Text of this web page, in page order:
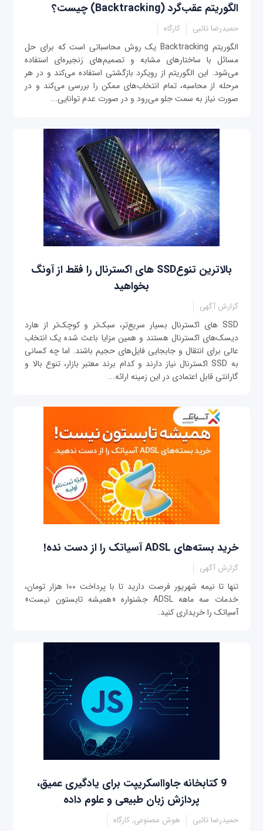
الگوریتم عقب‌گرد (Backtracking) چیست؟
حمیدرضا تائبی کارگاه
الگوریتم Backtracking یک روش محاسباتی است که برای حل
مسائل با ساختارهای مشابه و تصمیم‌های زنجیره‌ای استفاده
می‌شود. این الگوریتم از رویکرد بازگشتی استفاده می‌کند و در هر
مرحله از محاسبه، تمام انتخاب‌های ممکن را بررسی می‌کند و در
صورت نیاز به سمت جلو می‌رود و در صورت عدم توانایی...
بالاترین تنوعSSD های اکسترنال را فقط از آونگ
بخواهید
گزارش آگهی
SSD های اکسترنال بسیار سریع‌تر، سبک‌تر و کوچک‌تر از هارد
دیسک‌های اکسترنال هستند و همین مزایا باعث شده یک انتخاب
عالی برای انتقال و جابجایی فایل‌های حجیم باشند. اما چه کسانی
به SSD اکسترنال نیاز دارند و کدام برند معتبر بازار، تنوع بالا و
گارانتی قابل اعتمادی در این زمینه ارائه...
خرید بسته‌های ADSL آسیاتک را از دست نده!
گزارش آگهی
تنها تا نیمه شهریور فرصت دارید تا با پرداخت ۱۰۰ هزار تومان،
خدمات سه ماهه ADSL جشنواره «همیشه تابستون نیست»
آسیاتک را خریداری کنید.
9 کتابخانه جاوااسکریپت برای یادگیری عمیق،
پردازش زبان طبیعی و علوم داده
حمیدرضا تائبی هوش مصنوعی, کارگاه